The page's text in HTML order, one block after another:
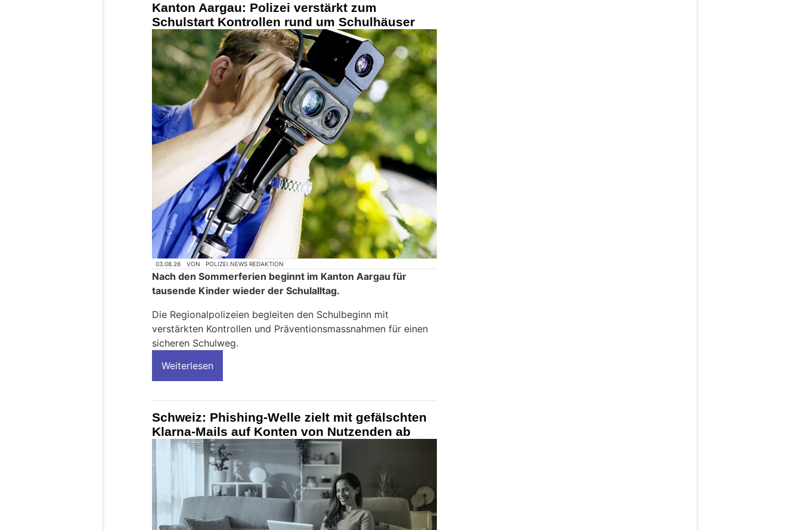
Kanton Aargau: Polizei verstärkt zum
Schulstart Kontrollen rund um Schulhäuser
03.08.26 VON POLIZEI.NEWS REDAKTION
Nach den Sommerferien beginnt im Kanton Aargau für
tausende Kinder wieder der Schulalltag.
Die Regionalpolizeien begleiten den Schulbeginn mit
verstärkten Kontrollen und Präventionsmassnahmen für einen
sicheren Schulweg.
Weiterlesen
Schweiz: Phishing-Welle zielt mit gefälschten
Klarna-Mails auf Konten von Nutzenden ab